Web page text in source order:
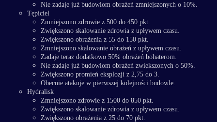
Nie zadaje już budowlom obrażeń zmniejszonych o 10%.
Tępiciel
Zmniejszono zdrowie z 500 do 450 pkt.
Zwiększono skalowanie zdrowia z upływem czasu.
Zwiększono obrażenia z 55 do 150 pkt.
Zmniejszono skalowanie obrażeń z upływem czasu.
Zadaje teraz dodatkowo 50% obrażeń bohaterom.
Nie zadaje już budowlom obrażeń zwiększonych o 50%.
Zwiększono promień eksplozji z 2,75 do 3.
Obecnie atakuje w pierwszej kolejności budowle.
Hydralisk
Zmniejszono zdrowie z 1500 do 850 pkt.
Zwiększono skalowanie zdrowia z upływem czasu.
Zwiększono obrażenia z 25 do 70 pkt.